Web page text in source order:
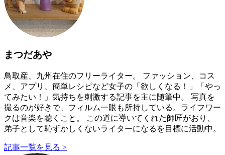
まつだあや
鳥取産、九州在住のフリーライター。 ファッション、コス
メ、アプリ、簡単レシピなど女子の「欲しくなる！」「やっ
てみたい！」気持ちを刺激する記事を主に随筆中。 写真を
撮るのが好きで、フィルム一眼も所持している。ライフワー
クは音楽を聴くこと。 この道に導いてくれた師匠がおり、
弟子として恥ずかしくないライターになるを目標に活動中。
記事一覧を見る >